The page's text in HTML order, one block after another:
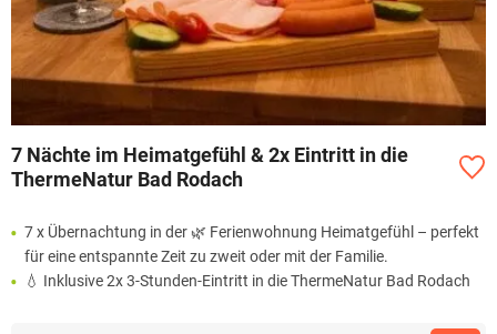
7 Nächte im Heimatgefühl & 2x Eintritt in die
ThermeNatur Bad Rodach
7 x Übernachtung in der 🌿 Ferienwohnung Heimatgefühl – perfekt
für eine entspannte Zeit zu zweit oder mit der Familie.
💧 Inklusive 2x 3-Stunden-Eintritt in die ThermeNatur Bad Rodach